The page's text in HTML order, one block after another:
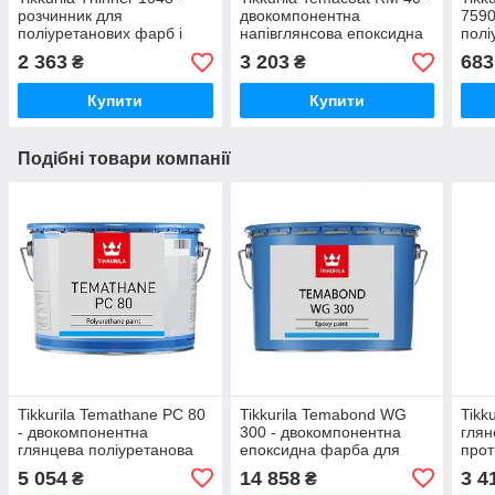
розчинник для
поліуретанових фарб і
лаків, 3 л
2 363 ₴
Купити
двокомпонентна
напівглянсова епоксидна
фарба для металу (База
TVH), 2,2 л
3 203₴
Купити
683
Подібні товари компанії
Tikkurila Temathane PC 80
- двокомпонентна
глянцева поліуретанова
фарба (База TCL), 7,5 л
5 054 ₴
Tikkurila Temabond WG
300 - двокомпонентна
епоксидна фарба для
14 858₴
2,7
3